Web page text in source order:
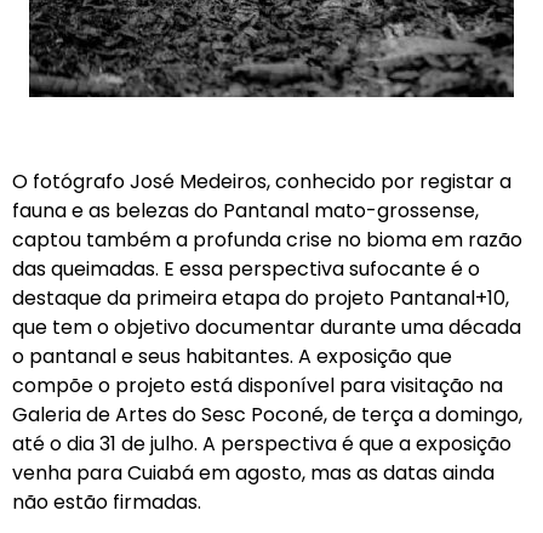
O fotógrafo José Medeiros, conhecido por registar a
fauna e as belezas do Pantanal mato-grossense,
captou também a profunda crise no bioma em razão
das queimadas. E essa perspectiva sufocante é o
destaque da primeira etapa do projeto Pantanal+10,
que tem o objetivo documentar durante uma década
o pantanal e seus habitantes. A exposição que
compõe o projeto está disponível para visitação na
Galeria de Artes do Sesc Poconé, de terça a domingo,
até o dia 31 de julho. A perspectiva é que a exposição
venha para Cuiabá em agosto, mas as datas ainda
não estão firmadas.